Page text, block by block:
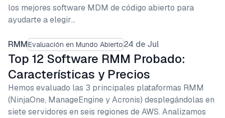
los mejores software MDM de código abierto para
ayudarte a elegir…
RMMEvaluación en Mundo Abierto24 de Jul
Top 12 Software RMM Probado:
Características y Precios
Hemos evaluado las 3 principales plataformas RMM
(NinjaOne, ManageEngine y Acronis) desplegándolas en
siete servidores en seis regiones de AWS. Analizamos